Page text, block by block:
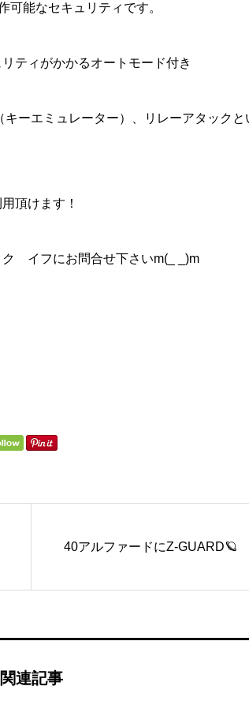
可能なセキュリティです。
ティがかかるオートモード付き
ーエミュレーター）、リレーアタックと
頂けます！
ク イフにお問合せ下さいm(_ _)m
40アルファードにZ-GUARD🪐
関連記事